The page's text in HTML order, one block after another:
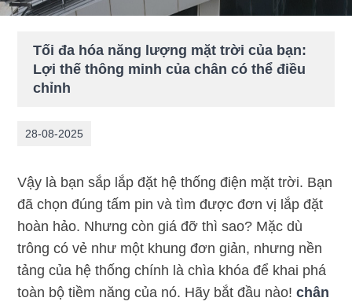
Tối đa hóa năng lượng mặt trời của bạn:
Lợi thế thông minh của chân có thể điều
chỉnh
28-08-2025
Vậy là bạn sắp lắp đặt hệ thống điện mặt trời. Bạn
đã chọn đúng tấm pin và tìm được đơn vị lắp đặt
hoàn hảo. Nhưng còn giá đỡ thì sao? Mặc dù
trông có vẻ như một khung đơn giản, nhưng nền
tảng của hệ thống chính là chìa khóa để khai phá
toàn bộ tiềm năng của nó. Hãy bắt đầu nào!chân